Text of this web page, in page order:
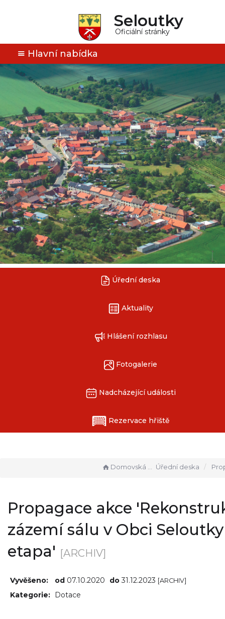
Seloutky
Oficiální stránky
Hlavní nabídka
Úřední deska
Aktuality
Hlášení rozhlasu
Fotogalerie
Nadcházející události
Rezervace hřiště
Domovská stránka Úřední deska Propagace akce
Propagace akce
zázemí sálu v Obci Seloutky
etapa' [ARCHIV]
Vyvěšeno: od 07.10.2020 do31.12.2023 [ARCHIV]
Kategorie: Dotace